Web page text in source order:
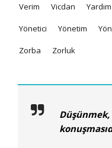
Verim Vicdan Yardım
Yönetici Yönetim
Zorba Zorluk